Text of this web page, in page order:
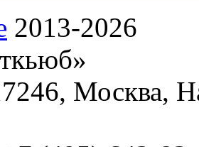
2013-2026
Москва,